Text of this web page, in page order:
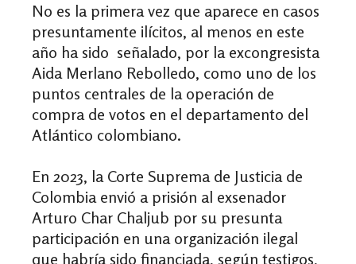
No es la primera vez que aparece en casos
presuntamente ilícitos, al menos en este
año ha sido señalado, por la excongresista
Aida Merlano Rebolledo, como uno de los
puntos centrales de la operación de
compra de votos en el departamento del
Atlántico colombiano.
En 2023, la Corte Suprema de Justicia de
Colombia envió a prisión al exsenador
Arturo Char Chaljub por su presunta
participación en una organización ilegal
que habría sido financiada, según testigos,